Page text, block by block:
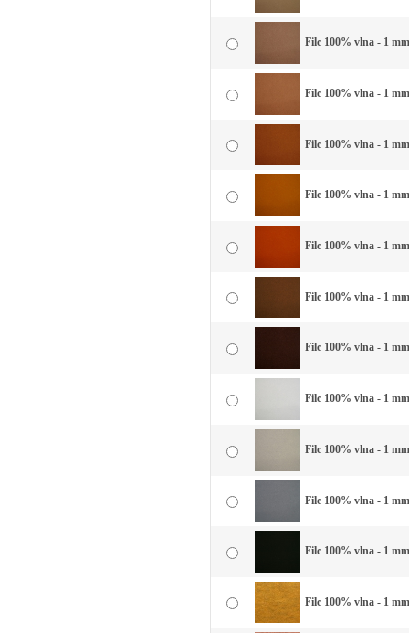
Filc 100% vlna - 1
Filc 100% vlna - 1
Filc 100% vlna - 1
Filc 100% vlna - 1
Filc 100% vlna - 1
Filc 100% vlna - 1
Filc 100% vlna - 1
Filc 100% vlna - 1
Filc 100% vlna - 1
Filc 100% vlna - 1
Filc 100% vlna - 1
Filc 100% vlna - 1